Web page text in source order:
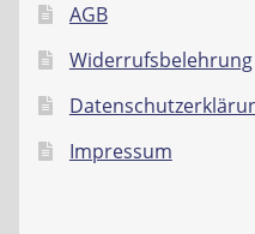
AGB
Widerrufsbelehrung
Impressum